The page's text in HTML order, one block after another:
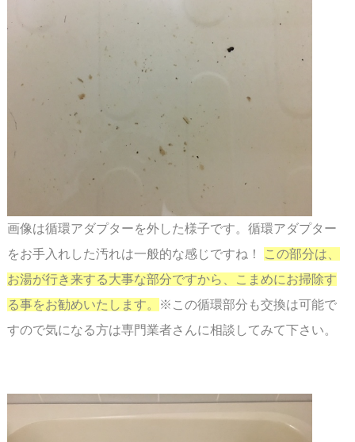
画像は循環アダプターを外した様子です。循環アダプター
をお手入れした汚れは一般的な感じですね！
この部分は、
お湯が行き来する大事な部分ですから、こまめにお掃除す
る事をお勧めいたします。
※この循環部分も交換は可能で
すので気になる方は専門業者さんに相談してみて下さい。